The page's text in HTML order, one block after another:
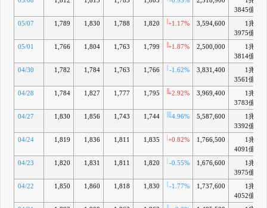
3845億
05/07
1,789 1,830 1,788 1,820 +1.17% 3,594,600
1兆
3975億
05/01 1,766 1,804 1,763 1,799 +1.87% 2,500,000
1兆
3814億
04/30 1,782 1,784 1,763 1,766 -1.62% 3,831,400
1兆
3561億
04/28
1,784 1,827 1,777 1,795 +2.92% 3,969,400
1兆
3783億
04/27 1,830 1,856 1,743 1,744 -4.96% 5,587,600
1兆
3392億
04/24 1,819 1,836 1,811 1,835 +0.82% 1,766,500
1兆
4091億
04/23 1,820 1,831 1,811 1,820 -0.55% 1,676,600
1兆
3975億
04/22 1,850 1,860 1,818 1,830 -1.77% 1,737,600
1兆
4052億